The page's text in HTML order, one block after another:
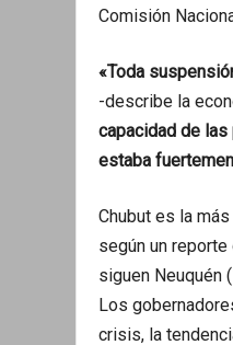
Comisión
«Toda
-describe la
capacidad de las
estaba
Chubut es la
según un
siguen Neuquén
Los
crisis, la